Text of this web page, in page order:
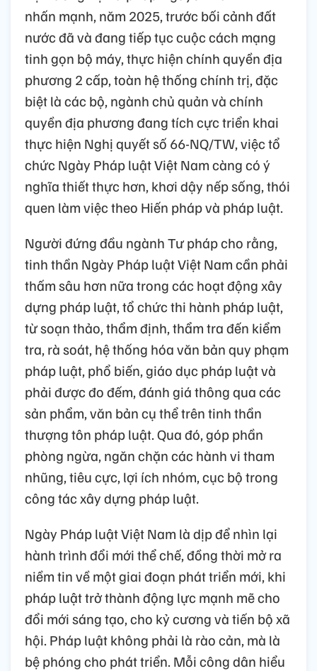
nhấn mạnh, năm 2025, trước bối cảnh đất
nước đã và đang tiếp tục cuộc cách mạng
tinh gọn bộ máy, thực hiện chính quyền địa
phương 2 cấp, toàn hệ thống chính trị, đặc
biệt là các bộ, ngành chủ quản và chính
quyền địa phương đang tích cực triển khai
thực hiện Nghị quyết số 66-NQ/TW, việc tổ
chức Ngày Pháp luật Việt Nam càng có ý
nghĩa thiết thực hơn, khơi dậy nếp sống, thói
quen làm việc theo Hiến pháp và pháp luật.
Người đứng đầu ngành Tư pháp cho rằng,
tinh thần Ngày Pháp luật Việt Nam cần phải
thấm sâu hơn nữa trong các hoạt động xây
dựng pháp luật, tổ chức thi hành pháp luật,
từ soạn thảo, thẩm định, thẩm tra đến kiểm
tra, rà soát, hệ thống hóa văn bản quy phạm
pháp luật, phổ biến, giáo dục pháp luật và
phải được đo đếm, đánh giá thông qua các
sản phẩm, văn bản cụ thể trên tinh thần
thượng tôn pháp luật. Qua đó, góp phần
phòng ngừa, ngăn chặn các hành vi tham
nhũng, tiêu cực, lợi ích nhóm, cục bộ trong
công tác xây dựng pháp luật.
Ngày Pháp luật Việt Nam là dịp để nhìn lại
hành trình đổi mới thể chế, đồng thời mở ra
niềm tin về một giai đoạn phát triển mới, khi
pháp luật trở thành động lực mạnh mẽ cho
đổi mới sáng tạo, cho kỷ cương và tiến bộ xã
hội. Pháp luật không phải là rào cản, mà là
bệ phóng cho phát triển. Mỗi công dân hiểu